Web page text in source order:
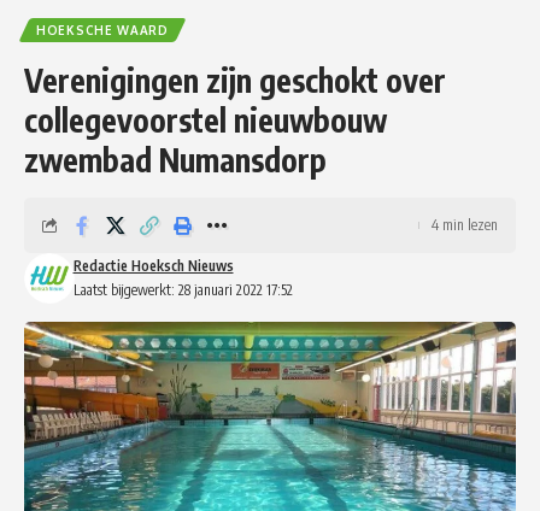
HOEKSCHE WAARD
Verenigingen zijn geschokt over
collegevoorstel nieuwbouw
zwembad Numansdorp
Laatst bijgewerkt: 28 januari 2022 17:52
Redactie Hoeksch Nieuws
4 min lezen